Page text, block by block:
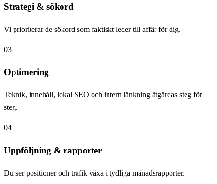
Strategi & sökord
Vi prioriterar de sökord som faktiskt leder till affär för dig.
03
Optimering
Teknik, innehåll, lokal SEO och intern länkning åtgärdas steg för
steg.
04
Uppföljning & rapporter
Du ser positioner och trafik växa i tydliga månadsrapporter.